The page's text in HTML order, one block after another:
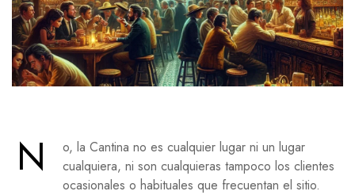
N
o, la Cantina no es cualquier lugar ni un lugar
cualquiera, ni son cualquieras tampoco los clientes
ocasionales o habituales que frecuentan el sitio.